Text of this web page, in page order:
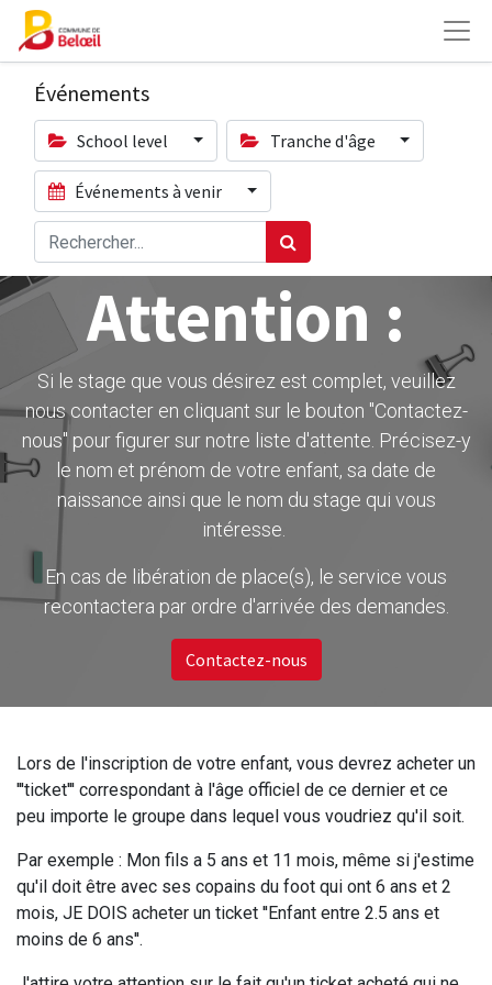
Événements
School level Tranche d'âge
Événements à venir
Attention :
Si le stage que vous désirez est complet, veuillez
nous contacter en cliquant sur le bouton ''Contactez-
nous" pour figurer sur notre liste d'attente. Précisez-y
le nom et prénom de votre enfant, sa date de
naissance ainsi que le nom du stage qui vous
intéresse.
En cas de libération de place(s), le service vous
recontactera par ordre d'arrivée des demandes.
Contactez-nous
Lors de l'inscription de votre enfant, vous devrez acheter un
'''ticket''' correspondant à l'âge officiel de ce dernier et ce
peu importe le groupe dans lequel vous voudriez qu'il soit.
Par exemple : Mon fils a 5 ans et 11 mois, même si j'estime
qu'il doit être avec ses copains du foot qui ont 6 ans et 2
mois, JE DOIS acheter un ticket ''Enfant entre 2.5 ans et
moins de 6 ans''.